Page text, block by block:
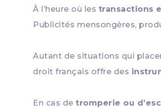
À l’heure où les transactions
Publicités mensongères,
Autant de situations qui
droit français offre des
En cas detromperie ou